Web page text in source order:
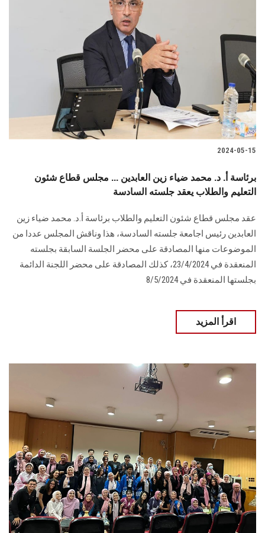
2024-05-15
برئاسة أ. د. محمد ضياء زين العابدين ... مجلس قطاع شئون
التعليم والطلاب يعقد جلسته السادسة
عقد مجلس قطاع شئون التعليم والطلاب برئاسة أ.د. محمد ضياء زين
‏العابدين رئيس اجامعة جلسته السادسة، هذا وناقش المجلس عددا ‏من
الموضوعات منها المصادقة على محضر الجلسة السابقة بجلسته
المنعقدة في 23/4/2024، ‏كذلك المصادقة على محضر اللجنة الدائمة
بجلستها المنعقدة في 8/5/2024‏‎ ‎
اقرأ المزيد